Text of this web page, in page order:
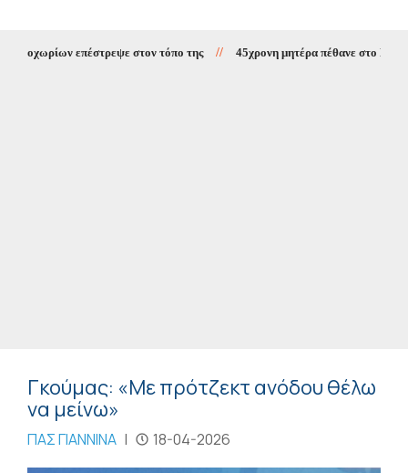
επέστρεψε στον τόπο της // 45χρονη μητέρα πέθανε στο
Γκούμας: «Με πρότζεκτ ανόδου θέλω
να μείνω»
ΠΑΣ ΓΙΑΝΝΙΝΑ | 18-04-2026